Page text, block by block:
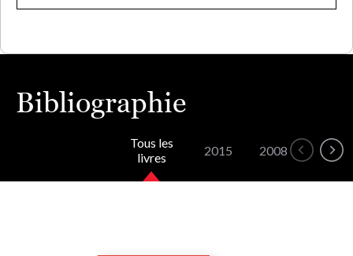
Bibliographie
Tous les
livres
2015 2008 2006